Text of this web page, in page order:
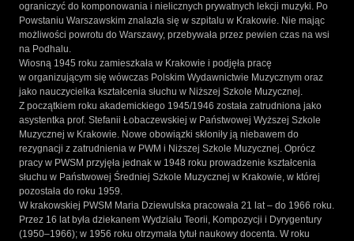
ograniczyć do komponowania i nielicznych prywatnych lekcji muzyki. Po
Powstaniu Warszawskim znalazła się w szpitalu w Krakowie. Nie mając
możliwości powrotu do Warszawy, przebywała przez pewien czas na wsi
na Podhalu.
Wiosną 1945 roku zamieszkała w Krakowie i podjęła pracę
w organizującym się wówczas Polskim Wydawnictwie Muzycznym oraz
jako nauczycielka kształcenia słuchu w Niższej Szkole Muzycznej.
Z początkiem roku akademickiego 1945/1946 została zatrudniona jako
asystentka prof. Stefanii Łobaczewskiej w Państwowej Wyższej Szkole
Muzycznej w Krakowie. Nowe obowiązki skłoniły ją niebawem do
rezygnacji z zatrudnienia w PWM i Niższej Szkole Muzycznej. Oprócz
pracy w PWSM przyjęła jednak w 1948 roku prowadzenie kształcenia
słuchu w Państwowej Średniej Szkole Muzycznej w Krakowie, w której
pozostała do roku 1959.
W krakowskiej PWSM Maria Dziewulska pracowała 21 lat – do 1966 roku.
Przez 16 lat była dziekanem Wydziału Teorii, Kompozycji i Dyrygentury
(1950–1966); w 1956 roku otrzymała tytuł naukowy docenta. W roku